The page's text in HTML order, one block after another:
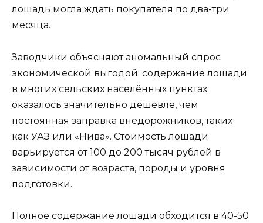
лошадь могла ждать покупателя по два-три
месяца.
Заводчики объясняют аномальный спрос
экономической выгодой: содержание лошади
в многих сельских населённых пунктах
оказалось значительно дешевле, чем
постоянная заправка внедорожников, таких
как УАЗ или «Нива». Стоимость лошади
варьируется от 100 до 200 тысяч рублей в
зависимости от возраста, породы и уровня
подготовки.
Полное содержание лошади обходится в 40-50